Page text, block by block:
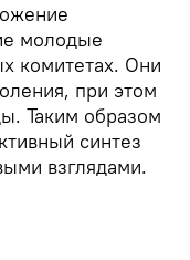
молодые
комитетах. Они
при этом
Таким образом
синтез
взглядами.